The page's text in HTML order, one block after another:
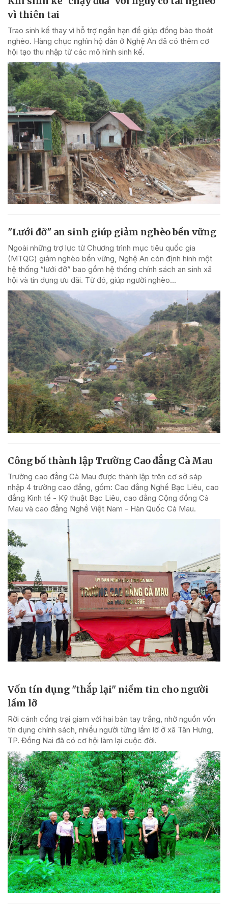
vì thiên tai
Trao sinh kế thay vì hỗ trợ ngắn hạn để giúp đồng bào thoát
nghèo. Hàng chục nghìn hộ dân ở Nghệ An đã có thêm cơ
hội tạo thu nhập từ các mô hình sinh kế.
"Lưới đỡ" an sinh giúp giảm nghèo bền vững
Ngoài những trợ lực từ Chương trình mục tiêu quốc gia
(MTQG) giảm nghèo bền vững, Nghệ An còn định hình một
hệ thống “lưới đỡ” bao gồm hệ thống chính sách an sinh xã
hội và tín dụng ưu đãi. Từ đó, giúp người nghèo...
Công bố thành lập Trường Cao đẳng Cà Mau
Trường cao đẳng Cà Mau được thành lập trên cơ sở sáp
nhập 4 trường cao đẳng, gồm: Cao đẳng Nghề Bạc Liêu, cao
đẳng Kinh tế - Kỹ thuật Bạc Liêu, cao đẳng Cộng đồng Cà
Mau và cao đẳng Nghề Việt Nam - Hàn Quốc Cà Mau.
Vốn tín dụng "thắp lại" niềm tin cho người
lầm lỡ
Rời cánh cổng trại giam với hai bàn tay trắng, nhờ nguồn vốn
tín dụng chính sách, nhiều người từng lầm lỡ ở xã Tân Hưng,
TP. Đồng Nai đã có cơ hội làm lại cuộc đời.